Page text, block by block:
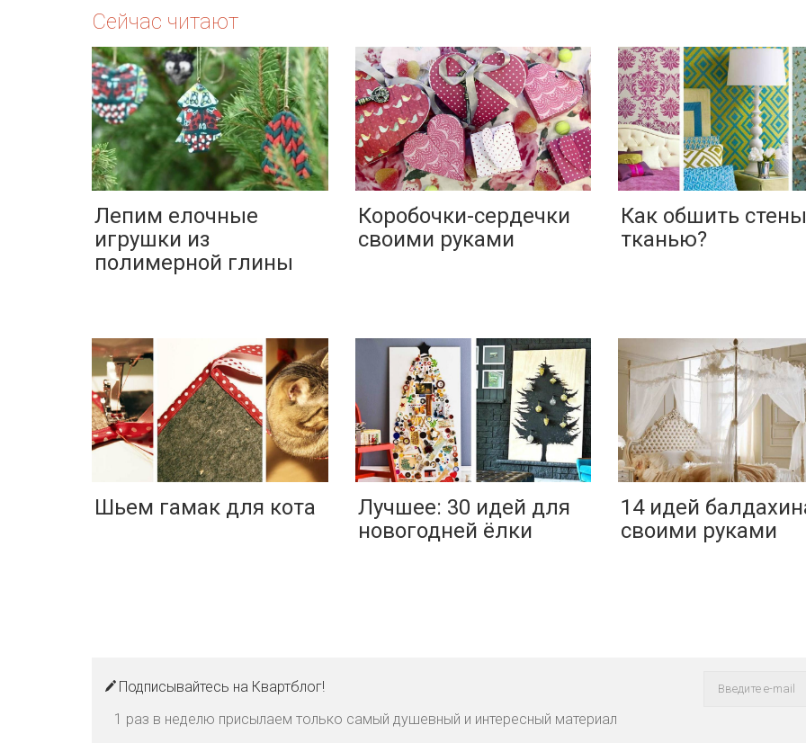
Сейчас читают
Лепим елочные
игрушки из
полимерной глины
Коробочки-сердечки
своими руками
Как обшить стены
тканью?
Шьем гамак для кота
Лучшее: 30 идей для
новогодней ёлки
14 идей
своими руками
Подписывайтесь на Квартблог!
1 раз в неделю присылаем только самый душевный и интересный материал